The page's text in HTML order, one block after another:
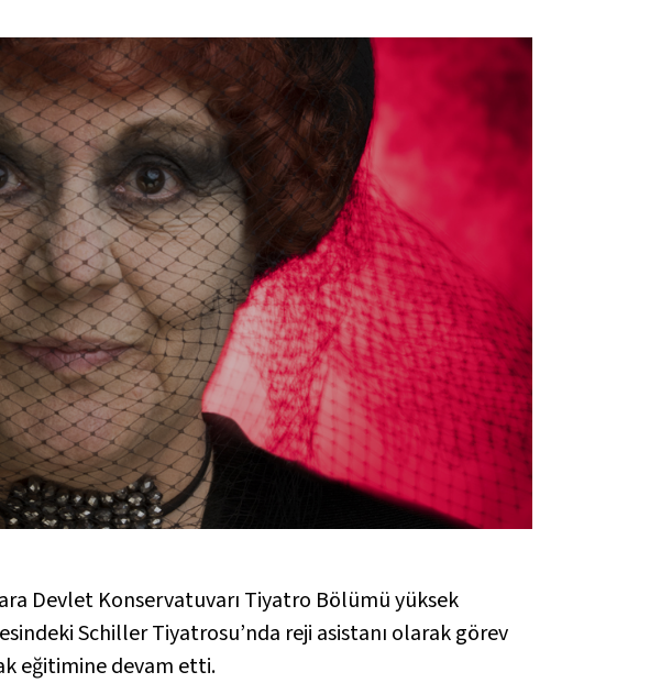
Devlet Konservatuvarı Tiyatro Bölümü yüksek
Schiller Tiyatrosu’nda reji asistanı olarak görev
eğitimine devam etti.